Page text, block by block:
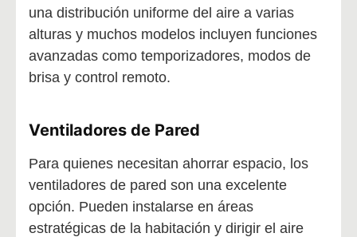
una distribución uniforme del aire a varias
alturas y muchos modelos incluyen funciones
avanzadas como temporizadores, modos de
brisa y control remoto.
Ventiladores de Pared
Para quienes necesitan ahorrar espacio, los
ventiladores de pared son una excelente
opción. Pueden instalarse en áreas
estratégicas de la habitación y dirigir el aire